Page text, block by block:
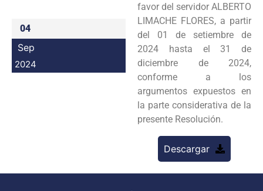
Intranet
04
Sep
2024
favor del servidor ALBERTO
LIMACHE FLORES, a partir
del 01 de setiembre de
2024 hasta el 31 de
diciembre de 2024,
conforme a los
argumentos expuestos en
la parte considerativa de la
presente Resolución.
Descargar